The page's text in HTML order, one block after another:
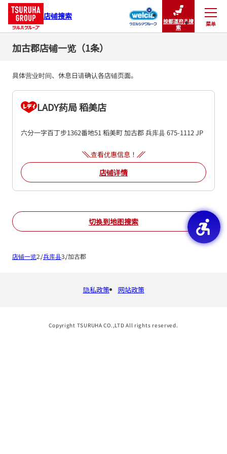
店铺搜索
按都道府县搜
索
菜单
关闭
加古郡店铺一览（1条）
具体营业时间、休息日请确认各店铺页面。
LADY药局 稻美店
六分一字百丁步1362番地51稻美町加古郡兵库县675-1112JP
查看优惠信息！
店铺详情
切换到地图搜索
店铺一览 兵库县 加古郡
隐私政策 网站政策
Copyright TSURUHA CO.,LTD All rights reserved.